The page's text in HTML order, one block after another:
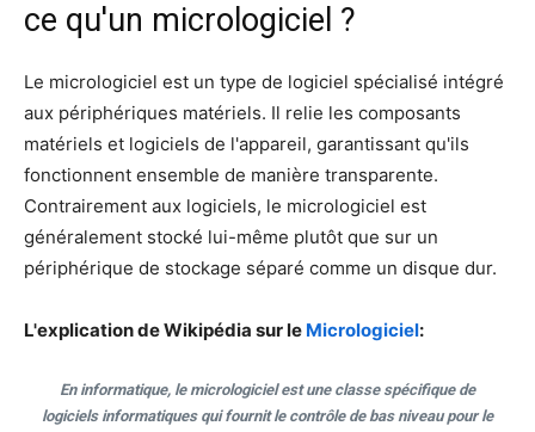
ce qu'un micrologiciel ?
Le micrologiciel est un type de logiciel spécialisé intégré
aux périphériques matériels. Il relie les composants
matériels et logiciels de l'appareil, garantissant qu'ils
fonctionnent ensemble de manière transparente.
Contrairement aux logiciels, le micrologiciel est
généralement stocké lui-même plutôt que sur un
périphérique de stockage séparé comme un disque dur.
L'explication de Wikipédia sur le Micrologiciel:
En informatique, le micrologiciel est une classe spécifique de
logiciels informatiques qui fournit le contrôle de bas niveau pour le